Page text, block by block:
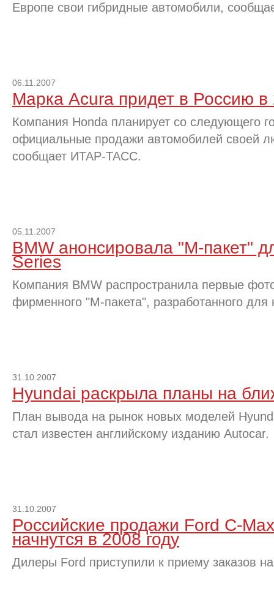
Европе свои гибридные автомобили,
06.11.2007
Марка Acura придет в Россию в
Компания Honda планирует со следующего
официальные продажи автомобилей своей
сообщает ИТАР-ТАСС.
05.11.2007
BMW анонсировала "М-пакет"
Series
Компания BMW распространила первые
фирменного "М-пакета", разработанного для
31.10.2007
Hyundai раскрыла планы на
План вывода на рынок новых моделей
стал известен английскому изданию Autocar.
31.10.2007
Российские продажи Ford C-
начнутся в 2008 году
Дилеры Ford приступили к приему заказов